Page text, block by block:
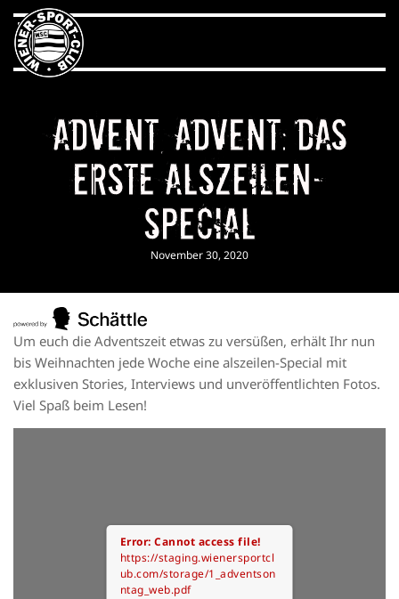
Advent, Advent: Das
erste alszeilen-
Special
November 30, 2020
Um euch die Adventszeit etwas zu versüßen, erhält Ihr nun
bis Weihnachten jede Woche eine alszeilen-Special mit
exklusiven Stories, Interviews und unveröffentlichten Fotos.
Viel Spaß beim Lesen!
Error: Cannot access file!
https://staging.wienersportcl
ub.com/storage/1_adventson
ntag_web.pdf